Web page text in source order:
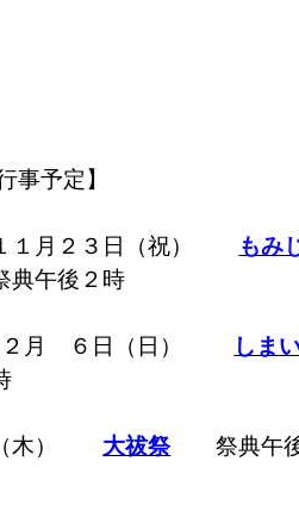
予定】
月２３日（祝）
もみ
午後２時
月 ６日（日）
しま
木） 大祓祭
祭典午